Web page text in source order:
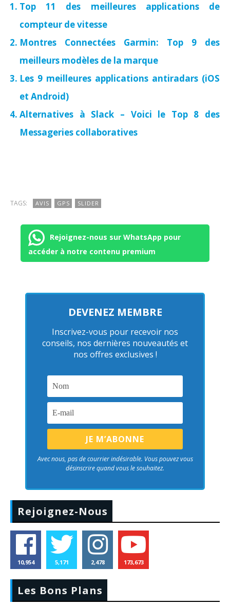
Top 11 des meilleures applications de
compteur de vitesse
Montres Connectées Garmin: Top 9 des
meilleurs modèles de la marque
Les 9 meilleures applications antiradars (iOS
et Android)
Alternatives à Slack – Voici le Top 8 des
Messageries collaboratives
TAGS: AVIS GPS SLIDER
Rejoignez-nous sur WhatsApp pour
accéder à notre contenu premium
DEVENEZ MEMBRE
Inscrivez-vous pour recevoir nos
conseils, nos dernières nouveautés et
nos offres exclusives !
Avec nous, pas de courrier indésirable. Vous pouvez vous
désinscrire quand vous le souhaitez.
Rejoignez-Nous
10,954 5,171 2,478 173,673
Les Bons Plans